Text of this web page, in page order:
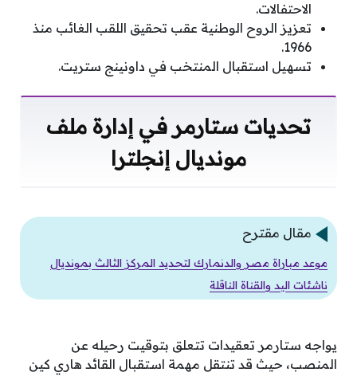
الاحتفالات.
تعزيز الروح الوطنية عقب تحقيق اللقب الغائب منذ
1966.
تسهيل استقبال المنتخب في داونينج ستريت.
تحديات ستارمر في إدارة ملف
مونديال إنجلترا
مقال مقترح
موعد مباراة مصر والدنمارك لتحديد المركز الثالث بمونديال
ناشئات اليد والقناة الناقلة
يواجه ستارمر تعقيدات تتعلق بتوقيت رحيله عن
المنصب، حيث قد تنتقل مهمة استقبال القائد هاري كين